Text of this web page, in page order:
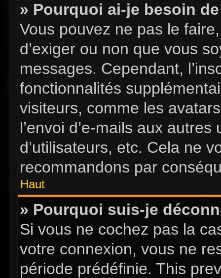
» Pourquoi ai-je besoin
Vous pouvez ne pas le
d’exiger ou non que vous
messages. Cependant,
fonctionnalités
visiteurs, comme les
l’envoi d’e-mails aux
d’utilisateurs, etc. Cela ne
recommandons par
Haut
» Pourquoi suis-je
Si vous ne cochez pas la
votre connexion, vous ne
période prédéfinie. This